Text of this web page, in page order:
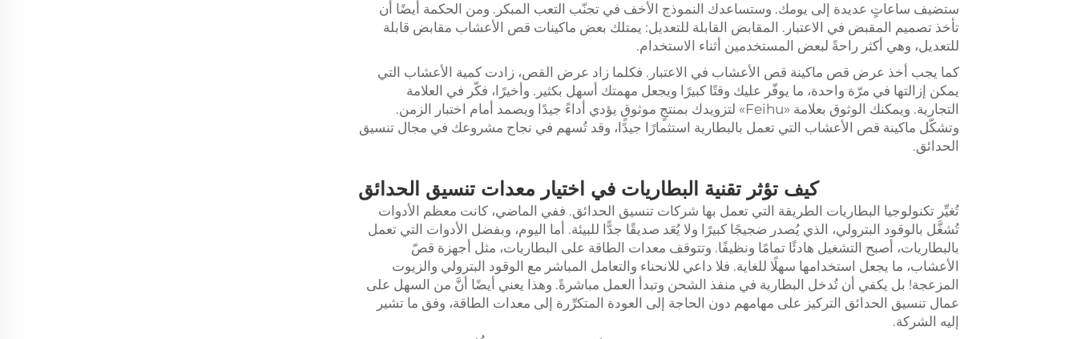
ستضيف ساعاتٍ عديدة إلى يومك. وستساعدك النموذج الأخف في تجنّب التعب المبكر. ومن الحكمة أيضًا أن
تأخذ تصميم المقبض في الاعتبار. المقابض القابلة للتعديل: يمتلك بعض ماكينات قص الأعشاب مقابض قابلة
للتعديل، وهي أكثر راحةً لبعض المستخدمين أثناء الاستخدام.
كما يجب أخذ عرض قص ماكينة قص الأعشاب في الاعتبار. فكلما زاد عرض القص، زادت كمية الأعشاب التي
يمكن إزالتها في مرّة واحدة، ما يوفّر عليك وقتًا كبيرًا ويجعل مهمتك أسهل بكثير. وأخيرًا، فكّر في العلامة
التجارية. ويمكنك الوثوق بعلامة «Feihu» لتزويدك بمنتجٍ موثوقٍ يؤدي أداءً جيدًا ويصمد أمام اختبار الزمن.
وتشكّل ماكينة قص الأعشاب التي تعمل بالبطارية استثمارًا جيدًا، وقد تُسهم في نجاح مشروعك في مجال تنسيق
الحدائق.
كيف تؤثر تقنية البطاريات في اختيار معدات تنسيق الحدائق
تُغيِّر تكنولوجيا البطاريات الطريقة التي تعمل بها شركات تنسيق الحدائق. ففي الماضي، كانت معظم الأدوات
تُشغَّل بالوقود البترولي، الذي يُصدر ضجيجًا كبيرًا ولا يُعَد صديقًا جدًّا للبيئة. أما اليوم، وبفضل الأدوات التي تعمل
بالبطاريات، أصبح التشغيل هادئًا تمامًا ونظيفًا. وتتوقف معدات الطاقة على البطاريات، مثل أجهزة قصّ
الأعشاب، ما يجعل استخدامها سهلًا للغاية. فلا داعي للانحناء والتعامل المباشر مع الوقود البترولي والزيوت
المزعجة! بل يكفي أن تُدخل البطارية في منفذ الشحن وتبدأ العمل مباشرةً. وهذا يعني أيضًا أنَّ من السهل على
عمال تنسيق الحدائق التركيز على مهامهم دون الحاجة إلى العودة المتكرِّرة إلى معدات الطاقة، وفق ما تشير
إليه الشركة.